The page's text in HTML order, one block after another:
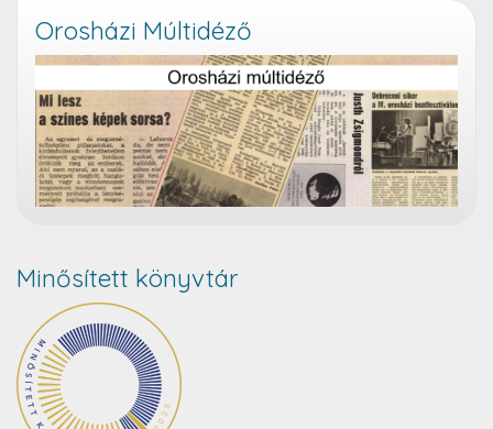
Orosházi Múltidéző
Minősített könyvtár